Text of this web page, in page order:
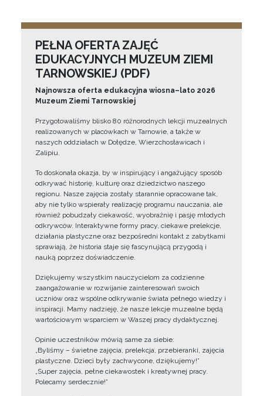
PEŁNA OFERTA ZAJĘĆ
EDUKACYJNYCH MUZEUM ZIEMI
TARNOWSKIEJ (PDF)
Najnowsza oferta edukacyjna wiosna–lato 2026
Muzeum Ziemi Tarnowskiej
Przygotowaliśmy blisko 80 różnorodnych lekcji muzealnych
realizowanych w placówkach w Tarnowie, a także w
naszych oddziałach w Dołędze, Wierzchosławicach i
Zalipiu.
To doskonała okazja, by w inspirujący i angażujący sposób
odkrywać historię, kulturę oraz dziedzictwo naszego
regionu. Nasze zajęcia zostały starannie opracowane tak,
aby nie tylko wspierały realizację programu nauczania, ale
również pobudzały ciekawość, wyobraźnię i pasję młodych
odkrywców. Interaktywne formy pracy, ciekawe prelekcje,
działania plastyczne oraz bezpośredni kontakt z zabytkami
sprawiają, że historia staje się fascynującą przygodą i
nauką poprzez doświadczenie.
Dziękujemy wszystkim nauczycielom za codzienne
zaangażowanie w rozwijanie zainteresowań swoich
uczniów oraz wspólne odkrywanie świata pełnego wiedzy i
inspiracji. Mamy nadzieję, że nasze lekcje muzealne będą
wartościowym wsparciem w Waszej pracy dydaktycznej.
Opinie uczestników mówią same za siebie:
„Byliśmy – świetne zajęcia, prelekcja, przebieranki, zajęcia
plastyczne. Dzieci były zachwycone, dziękujemy!”
„Super zajęcia, pełne ciekawostek i kreatywnej pracy.
Polecamy serdecznie!”